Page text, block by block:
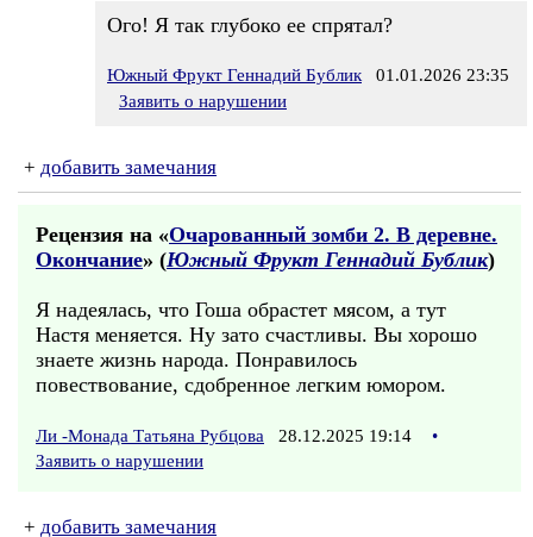
Ого! Я так глубоко ее спрятал?
Южный Фрукт Геннадий Бублик 01.01.2026 23:35
Заявить о нарушении
+ добавить замечания
Рецензия на «Очарованный зомби 2. В деревне.
Окончание» (Южный Фрукт Геннадий Бублик)
Я надеялась, что Гоша обрастет мясом, а тут
Настя меняется. Ну зато счастливы. Вы хорошо
знаете жизнь народа. Понравилось
повествование, сдобренное легким юмором.
Ли -Монада Татьяна Рубцова 28.12.2025 19:14
•
Заявить о нарушении
+ добавить замечания